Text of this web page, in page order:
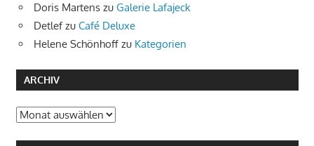
Doris Martens zu Galerie Lafajeck
Detlefzu Café Deluxe
Helene Schönhoff zu Kategorien
ARCHIV
Archiv